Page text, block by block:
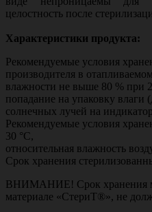
целостность после
Характеристики продукта:
Рекомендуемые условия
производителя в
влажности не выше 80 % при
попадание на упаковку влаги
солнечных лучей на
Рекомендуемые условия
30 °С,
относительная влажность
Срок хранения
ВНИМАНИЕ! Срок хранения
материале «СтериТ®», не